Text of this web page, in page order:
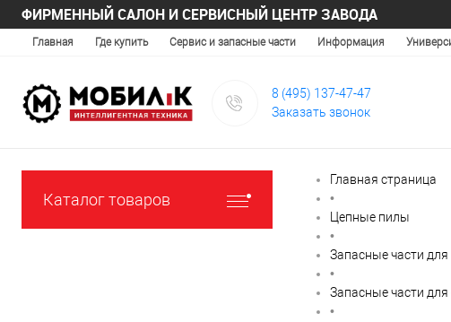
ФИРМЕННЫЙ САЛОН И СЕРВИСНЫЙ ЦЕНТР ЗАВОДА
Главная Где купить Сервис и запасные части Информация
8 (495) 137-47-47
Заказать звонок
Каталог товаров
Главная страница
•
Цепные пилы
•
Запасные части
•
Запасные части для
•